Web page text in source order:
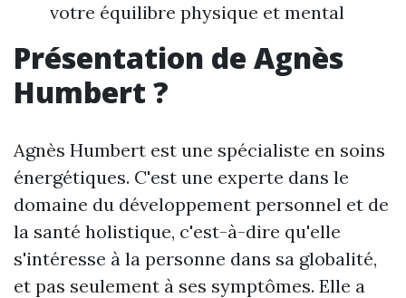
votre équilibre physique et mental
Présentation de Agnès
Humbert ?
Agnès Humbert est une spécialiste en soins
énergétiques. C'est une experte dans le
domaine du développement personnel et de
la santé holistique, c'est-à-dire qu'elle
s'intéresse à la personne dans sa globalité,
et pas seulement à ses symptômes. Elle a